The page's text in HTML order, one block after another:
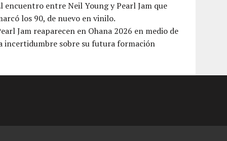
encuentro entre Neil Young y Pearl Jam que
los 90, de nuevo en vinilo.
Jam reaparecen en Ohana 2026 en medio de
incertidumbre sobre su futura formación